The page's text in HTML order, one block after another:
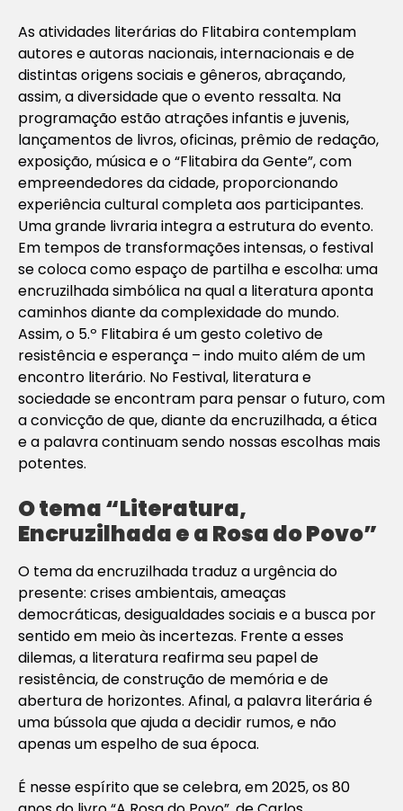
As atividades literárias do Flitabira contemplam
autores e autoras nacionais, internacionais e de
distintas origens sociais e gêneros, abraçando,
assim, a diversidade que o evento ressalta. Na
programação estão atrações infantis e juvenis,
lançamentos de livros, oficinas, prêmio de redação,
exposição, música e o “Flitabira da Gente”, com
empreendedores da cidade, proporcionando
experiência cultural completa aos participantes.
Uma grande livraria integra a estrutura do evento.
Em tempos de transformações intensas, o festival
se coloca como espaço de partilha e escolha: uma
encruzilhada simbólica na qual a literatura aponta
caminhos diante da complexidade do mundo.
Assim, o 5.º Flitabira é um gesto coletivo de
resistência e esperança – indo muito além de um
encontro literário. No Festival, literatura e
sociedade se encontram para pensar o futuro, com
a convicção de que, diante da encruzilhada, a ética
e a palavra continuam sendo nossas escolhas mais
potentes.
O tema “Literatura,
Encruzilhada e a Rosa do Povo”
O tema da encruzilhada traduz a urgência do
presente: crises ambientais, ameaças
democráticas, desigualdades sociais e a busca por
sentido em meio às incertezas. Frente a esses
dilemas, a literatura reafirma seu papel de
resistência, de construção de memória e de
abertura de horizontes. Afinal, a palavra literária é
uma bússola que ajuda a decidir rumos, e não
apenas um espelho de sua época.
É nesse espírito que se celebra, em 2025, os 80